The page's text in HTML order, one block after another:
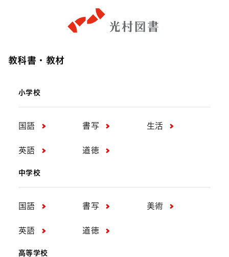
教科書・教材
小学校
国語 書写 生活
英語 道徳
中学校
国語 書写 美術
英語 道徳
高等学校